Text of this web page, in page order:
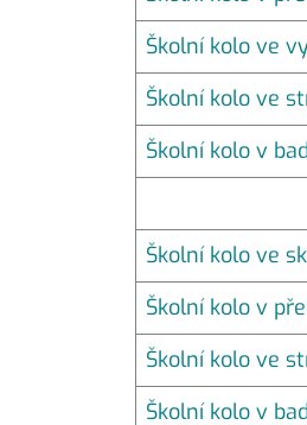
Školní kolo ve
Školní kolo ve
Školní kolo v
Školní kolo ve
Školní kolo v
Školní kolo ve
Školní kolo v